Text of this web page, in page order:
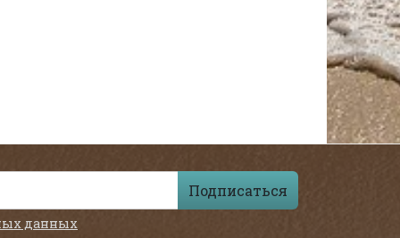
Подписаться
данных